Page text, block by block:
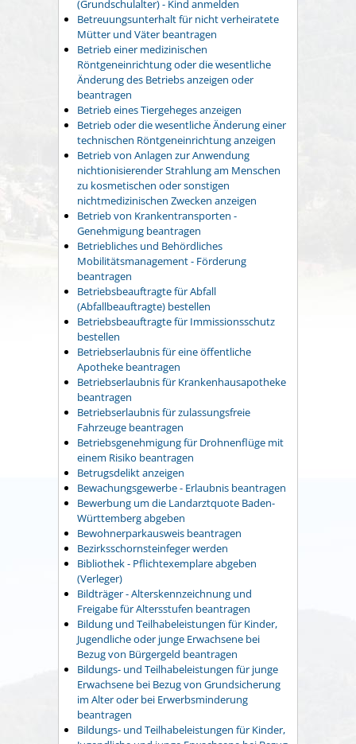
(Grundschulalter) - Kind anmelden
Betreuungsunterhalt für nicht verheiratete
Mütter und Väter beantragen
Betrieb einer medizinischen
Röntgeneinrichtung oder die wesentliche
Änderung des Betriebs anzeigen oder
beantragen
Betrieb eines Tiergeheges anzeigen
Betrieb oder die wesentliche Änderung einer
technischen Röntgeneinrichtung anzeigen
Betrieb von Anlagen zur Anwendung
nichtionisierender Strahlung am Menschen
zu kosmetischen oder sonstigen
nichtmedizinischen Zwecken anzeigen
Betrieb von Krankentransporten -
Genehmigung beantragen
Betriebliches und Behördliches
Mobilitätsmanagement - Förderung
beantragen
Betriebsbeauftragte für Abfall
(Abfallbeauftragte) bestellen
Betriebsbeauftragte für Immissionsschutz
bestellen
Betriebserlaubnis für eine öffentliche
Apotheke beantragen
Betriebserlaubnis für Krankenhausapotheke
beantragen
Betriebserlaubnis für zulassungsfreie
Fahrzeuge beantragen
Betriebsgenehmigung für Drohnenflüge mit
einem Risiko beantragen
Betrugsdelikt anzeigen
Bewachungsgewerbe - Erlaubnis beantragen
Bewerbung um die Landarztquote Baden-
Württemberg abgeben
Bewohnerparkausweis beantragen
Bezirksschornsteinfeger werden
Bibliothek - Pflichtexemplare abgeben
(Verleger)
Bildträger - Alterskennzeichnung und
Freigabe für Altersstufen beantragen
Bildung und Teilhabeleistungen für Kinder,
Jugendliche oder junge Erwachsene bei
Bezug von Bürgergeld beantragen
Bildungs- und Teilhabeleistungen für junge
Erwachsene bei Bezug von Grundsicherung
im Alter oder bei Erwerbsminderung
beantragen
Bildungs- und Teilhabeleistungen für Kinder,